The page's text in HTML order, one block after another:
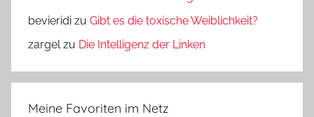
bevieridi zu Gibt es die toxische Weiblichkeit?
zargelzu Die Intelligenz der Linken
Meine Favoriten im Netz